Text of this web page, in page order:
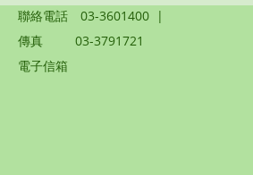
聯絡電話
03-3601400 |
傳真
03-3791721
電子信箱